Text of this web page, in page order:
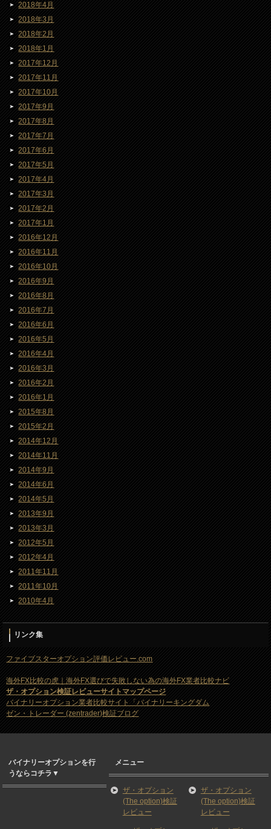
2018年4月
2018年3月
2018年2月
2018年1月
2017年12月
2017年11月
2017年10月
2017年9月
2017年8月
2017年7月
2017年6月
2017年5月
2017年4月
2017年3月
2017年2月
2017年1月
2016年12月
2016年11月
2016年10月
2016年9月
2016年8月
2016年7月
2016年6月
2016年5月
2016年4月
2016年3月
2016年2月
2016年1月
2015年8月
2015年2月
2014年12月
2014年11月
2014年9月
2014年6月
2014年5月
2013年9月
2013年3月
2012年5月
2012年4月
2011年11月
2011年10月
2010年4月
リンク集
ファイブスターオプション評価レビュー.com
海外FX比較の虎｜海外FX選びで失敗しない為の海外FX業者比較ナビ
ザ・オプション検証レビューサイトマップページ
バイナリーオプション業者比較サイト「バイナリーキングダム
ゼン・トレーダー (zentrader)検証ブログ
バイナリーオプションを行
うならコチラ▼
メニュー
ザ・オプション
(The option)検証
レビュー
ザ・オプション
(The option)検証
レビュー